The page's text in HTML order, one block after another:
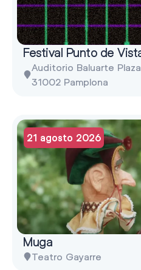
Festival Punto de
Auditorio Baluarte
31002 Pamplona
21 agosto 2026
Muga
Teatro Gayarre